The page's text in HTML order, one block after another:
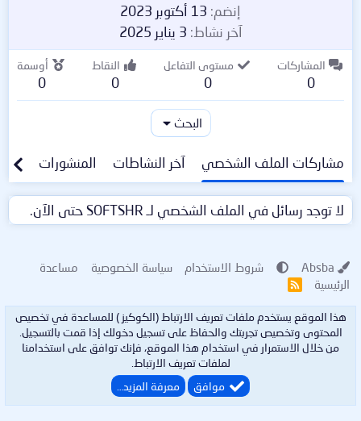
إنضم 13 أكتوبر 2023
آخر نشاط 3 يناير 2025
المشاركات
0
مستوى التفاعل
0
النقاط
0
أوسمة
0
البحث
مشاركات الملف الشخصي آخر النشاطات المنشورات
لا توجد رسائل في الملف الشخصي لـ SOFTSHR حتى الآن.
شروط الاستخدام سياسة الخصوصية
مساعدة
الرئيسية
R
هذا الموقع يستخدم ملفات تعريف الارتباط (الكوكيز ) للمساعدة في تخصيص
المحتوى وتخصيص تجربتك والحفاظ على تسجيل دخولك إذا قمت بالتسجيل.
من خلال الاستمرار في استخدام هذا الموقع، فإنك توافق على استخدامنا
لملفات تعريف الارتباط.
موافق
معرفة المزيد…